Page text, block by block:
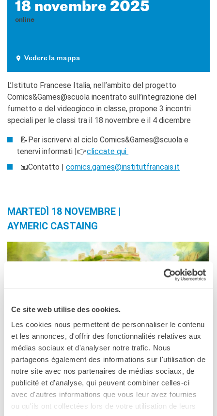
Ce site web utilise des cookies.
Les cookies nous permettent de personnaliser le contenu
et les annonces, d'offrir des fonctionnalités relatives aux
médias sociaux et d'analyser notre trafic. Nous
partageons également des informations sur l'utilisation de
notre site avec nos partenaires de médias sociaux, de
publicité et d'analyse, qui peuvent combiner celles-ci
avec d'autres informations que vous leur avez fournies
ou qu'ils ont collectées lors de votre utilisation de leurs
18 novembre 2025
online
Vedere la mappa
L’Istituto Francese Italia, nell’ambito del progetto
Comics&Games@scuola incentrato sull’integrazione del
fumetto e del videogioco in classe, propone 3 incontri
speciali per le classi tra il 18 novembre e il 4 dicembre
📝Per iscrivervi al ciclo Comics&Games@scuola e
tenervi informati |👉cliccate qui
📧Contatto |comics.games@institutfrancais.it
MARTEDÌ 18 NOVEMBRE |
AYMERIC CASTAING
Dalle 10.00 alle 11.30
Online (una connessione a classe)
Aymeric Castaing ha iniziato la sua carriera come editore
musicale nel 2005 prima di dedicarsi all’animazione e ai
videogiochi. È produttore esecutivo di diversi progetti,
tra cui
Dordogne
, un videogioco che combina musica,
enigmi e acquerelli, vincitore del
Premio per